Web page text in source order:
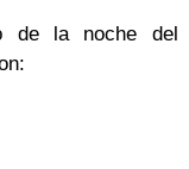
de la noche del